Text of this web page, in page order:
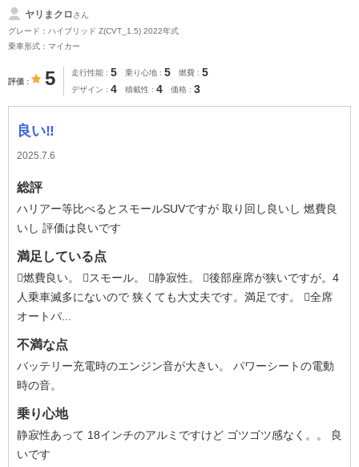
ヤリまクロさん
グレード：ハイブリッド Z(CVT_1.5) 2022年式
乗車形式：マイカー
評価 5 走行性能 5 乗り心地 5 燃費 5
デザイン 4 積載性 4 価格 3
良い‼️
2025.7.6
総評
ハリアー等比べるとスモールSUVですが 取り回し良いし 燃費良
いし 評価は良いです
満足している点
燃費良い。 スモール。 静寂性。 後部座席が狭いですが。4
人乗車滅多にないので 狭くても大丈夫です。満足です。 全席
オートパ...
不満な点
バッテリー充電時のエンジン音が大きい。 パワーシートの電動
時の音。
乗り心地
静寂性あって 18インチのアルミですけど ゴツゴツ感なく。。 良
いです